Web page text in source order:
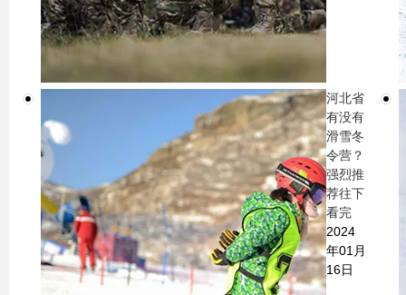
河北省
有没有
滑雪冬
令营？
强烈推
荐往下
看完
2024
年01月
16日